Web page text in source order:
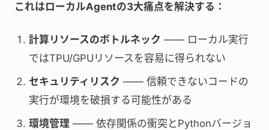
これはローカルAgentの3大痛点を解決する：
計算リソースのボトルネック —— ローカル実行
ではTPU/GPUリソースを容易に得られない
セキュリティリスク —— 信頼できないコードの
実行が環境を破損する可能性がある
環境管理 —— 依存関係の衝突とPythonバージョ